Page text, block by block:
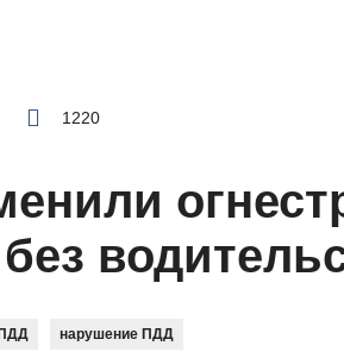
1220
нарушение ПДД